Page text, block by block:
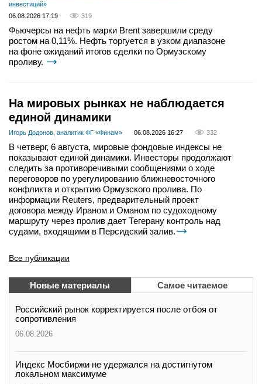
инвестиций»
06.08.2026 17:19
319
Фьючерсы на нефть марки Brent завершили среду
ростом на 0,11%. Нефть торгуется в узком диапазоне
на фоне ожиданий итогов сделки по Ормузскому
проливу.
На мировых рынках не наблюдается
единой динамики
Игорь Додонов, аналитик ФГ «Финам» 06.08.2026 16:27 332
В четверг, 6 августа, мировые фондовые индексы не
показывают единой динамики. Инвесторы продолжают
следить за противоречивыми сообщениями о ходе
переговоров по урегулированию ближневосточного
конфликта и открытию Ормузского пролива. По
информации Reuters, предварительный проект
договора между Ираном и Оманом по судоходному
маршруту через пролив дает Тегерану контроль над
судами, входящими в Персидский залив.
Все публикации
Новые материалы Самое читаемое
Российский рынок корректируется после отбоя от
сопротивления
06.08.2026
Индекс Мосбиржи не удержался на достигнутом
локальном максимуме